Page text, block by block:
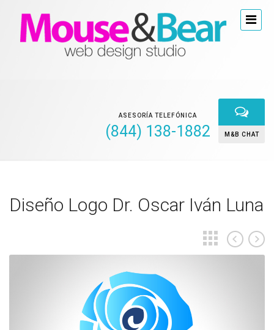
ASESORÍA TELEFÓNICA
(844) 138-1882 M&B CHAT
Diseño Logo Dr. Oscar Iván Luna